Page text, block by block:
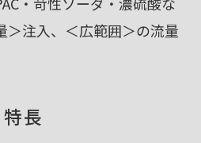
＞注入、＜広範囲＞の流量
特長